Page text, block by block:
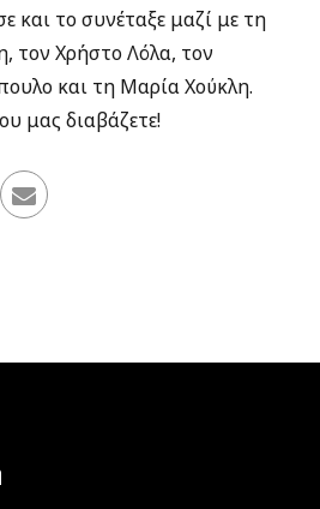
και το συνέταξε μαζί με τη
τον Χρήστο Λόλα, τον
και τη Μαρία Χούκλη.
μας διαβάζετε!